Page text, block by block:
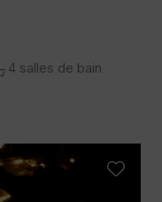
4 salles de bain